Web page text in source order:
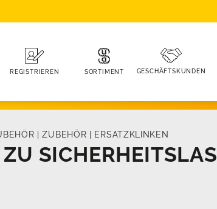
REGISTRIEREN SORTIMENT GESCHÄFTSKUNDEN
|ZUBEHÖR ERSATZKLINKEN